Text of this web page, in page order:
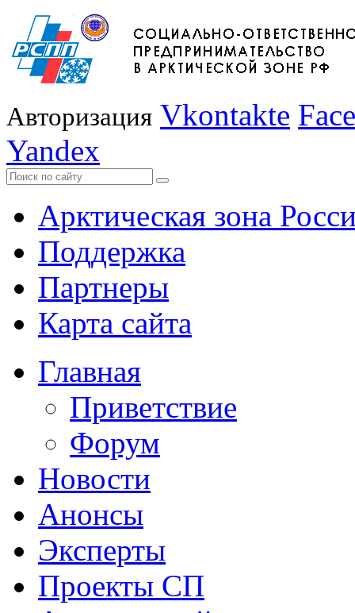
Авторизация Vkontakte
Yandex
Арктическая зона
Поддержка
Партнеры
Карта сайта
Главная
Приветствие
Форум
Новости
Анонсы
Эксперты
Проекты СП